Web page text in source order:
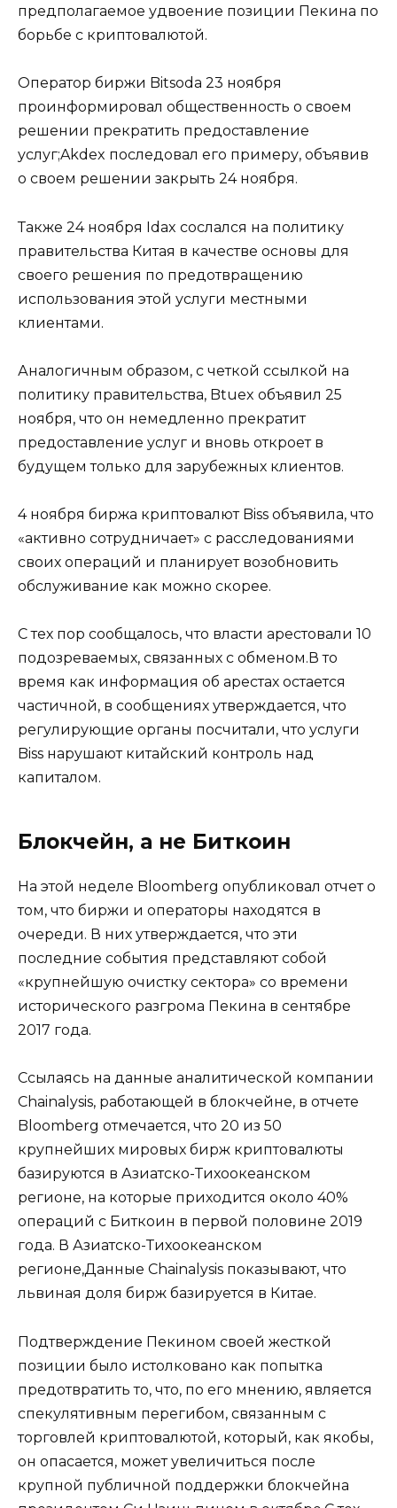
предполагаемое удвоение позиции Пекина по
борьбе с криптовалютой.
Оператор биржи Bitsoda 23 ноября
проинформировал общественность о своем
решении прекратить предоставление
услуг;Akdex последовал его примеру, объявив
о своем решении закрыть 24 ноября.
Также 24 ноября Idax сослался на политику
правительства Китая в качестве основы для
своего решения по предотвращению
использования этой услуги местными
клиентами.
Аналогичным образом, с четкой ссылкой на
политику правительства, Btuex объявил 25
ноября, что он немедленно прекратит
предоставление услуг и вновь откроет в
будущем только для зарубежных клиентов.
4 ноября биржа криптовалют Biss объявила, что
«активно сотрудничает» с расследованиями
своих операций и планирует возобновить
обслуживание как можно скорее.
С тех пор сообщалось, что власти арестовали 10
подозреваемых, связанных с обменом.В то
время как информация об арестах остается
частичной, в сообщениях утверждается, что
регулирующие органы посчитали, что услуги
Biss нарушают китайский контроль над
капиталом.
Блокчейн, а не Биткоин
На этой неделе Bloomberg опубликовал отчет о
том, что биржи и операторы находятся в
очереди. В них утверждается, что эти
последние события представляют собой
«крупнейшую очистку сектора» со времени
исторического разгрома Пекина в сентябре
2017 года.
Ссылаясь на данные аналитической компании
Chainalysis, работающей в блокчейне, в отчете
Bloomberg отмечается, что 20 из 50
крупнейших мировых бирж криптовалюты
базируются в Азиатско-Тихоокеанском
регионе, на которые приходится около 40%
операций с Биткоин в первой половине 2019
года. В Азиатско-Тихоокеанском
регионе,Данные Chainalysis показывают, что
львиная доля бирж базируется в Китае.
Подтверждение Пекином своей жесткой
позиции было истолковано как попытка
предотвратить то, что, по его мнению, является
спекулятивным перегибом, связанным с
торговлей криптовалютой, который, как якобы,
он опасается, может увеличиться после
крупной публичной поддержки блокчейна